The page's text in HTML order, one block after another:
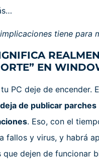
tiene para
EN
PC deje de encender.
de publicar parches
. Eso, con el
a fallos y virus, y habrá
que dejen de funcionar